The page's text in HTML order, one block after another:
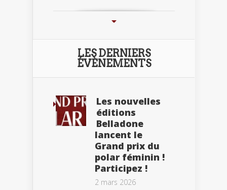
LES DERNIERS
ÉVÈNEMENTS
Les nouvelles
éditions
Belladone
lancent le
Grand prix du
polar féminin !
Participez !
2 mars 2026